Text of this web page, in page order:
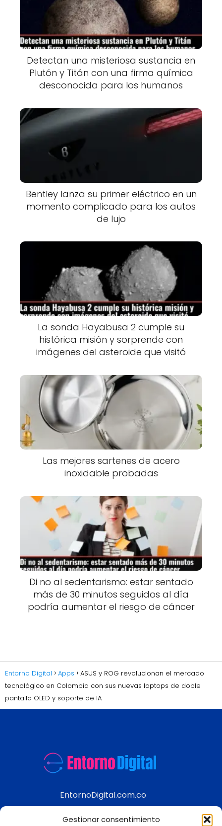
Gestionar consentimiento
Detectan una misteriosa sustancia en
Plutón y Titán con una firma química
desconocida para los humanos
Bentley lanza su primer eléctrico en un
momento complicado para los autos
de lujo
La sonda Hayabusa 2 cumple su
histórica misión y sorprende con
imágenes del asteroide que visitó
Las mejores sartenes de acero
inoxidable probadas
Di no al sedentarismo: estar sentado
más de 30 minutos seguidos al día
podría aumentar el riesgo de cáncer
Entorno Digital Apps
ASUS y ROG revolucionan el mercado
tecnológico en Colombia con sus nuevas laptops de doble
pantalla OLED y soporte de IA
EntornoDigital.com.co
modernos